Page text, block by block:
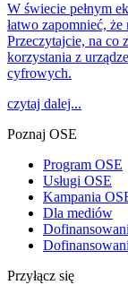
W świecie pełnym
łatwo zapomnieć,
Przeczytajcie, na co
korzystania z
cyfrowych.
czytaj dalej...
Poznaj OSE
Program OSE
Usługi OSE
Kampania
Dla mediów
Przyłącz się